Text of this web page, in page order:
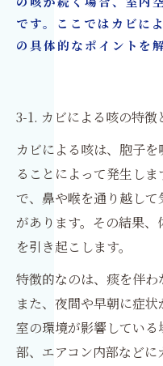
です。ここではカビに
の具体的なポイントを
3-1. カビによる咳の特徴
カビによる咳は、胞子
ることによって発生し
で、鼻や喉を通り越し
があります。その結果
を引き起こします。
特徴的なのは、痰を伴わ
また、夜間や早朝に症
室の環境が影響してい
部、エアコン内部など